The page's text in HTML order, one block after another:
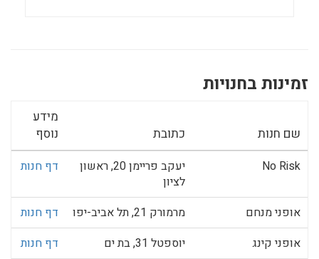
זמינות בחנויות
שם חנות כתובת
מידע
נוסף
No Risk
יעקב פריימן 20, ראשון
לציון
דף חנות
אופני מנחם מרמורק 21, תל אביב-יפו
דף חנות
אופני קינג
יוספטל 31, בת ים
דף חנות